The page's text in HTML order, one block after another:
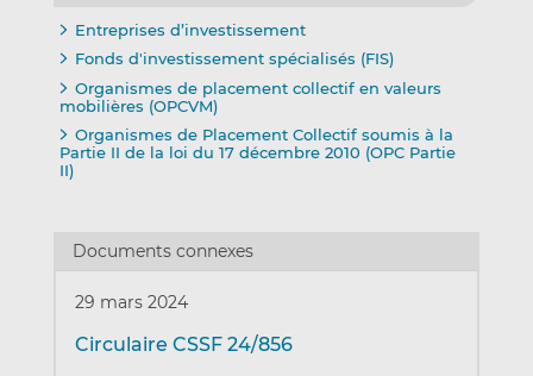
Entreprises d’investissement
Fonds d'investissement spécialisés (FIS)
Organismes de placement collectif en valeurs
mobilières (OPCVM)
Organismes de Placement Collectif soumis à la
Partie II de la loi du 17 décembre 2010 (OPC Partie
II)
Documents connexes
29 mars 2024
Circulaire CSSF 24/856